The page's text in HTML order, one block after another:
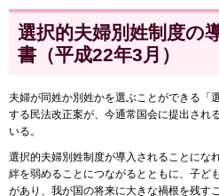
選択的夫婦別姓制度の
書（平成22年3月）
夫婦が同姓か別姓かを選ぶことができる「
する民法改正案が、今通常国会に提出され
いる。
選択的夫婦別姓制度が導入されることにな
絆を弱めることにつながるとともに、子ど
があり、我が国の将来に大きな禍根を残す